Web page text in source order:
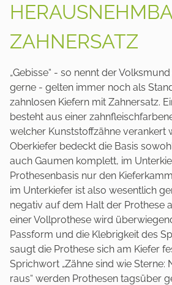
ZAHNERSATZ
„Gebisse“ - so nennt der
gerne - gelten immer noch als
zahnlosen Kiefern mit Zahnersatz.
besteht aus einer
welcher Kunststoffzähne verankert
Oberkiefer bedeckt die Basis
auch Gaumen komplett, im
Prothesenbasis nur den
im Unterkiefer ist also wesentlich
negativ auf dem Halt der Prothese
einer Vollprothese wird
Passform und die Klebrigkeit des
saugt die Prothese sich am Kiefer
Sprichwort „Zähne sind wie Sterne:
raus“ werden Prothesen tagsüber